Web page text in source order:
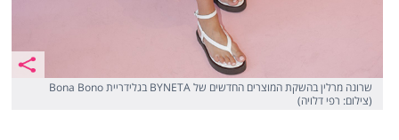
שרונה מרלין בהשקת המוצרים החדשים של BYNETA בגלידריית Bona Bono
(צילום: רפי דלויה)